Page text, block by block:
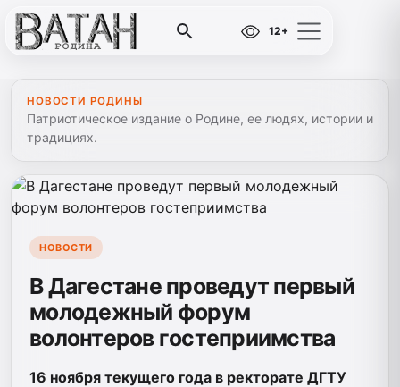
12+
НОВОСТИ РОДИНЫ
Патриотическое издание о Родине, ее людях, истории и
традициях.
НОВОСТИ
В Дагестане проведут первый
молодежный форум
волонтеров гостеприимства
16 ноября текущего года в ректорате ДГТУ